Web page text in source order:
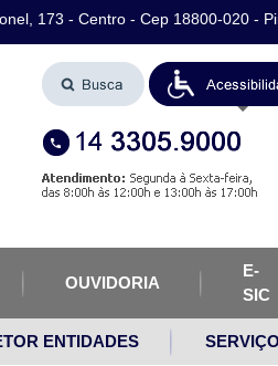
173 - Centro - Cep 18800-020 -
OUVIDORIA
E-
SIC
ENTIDADES